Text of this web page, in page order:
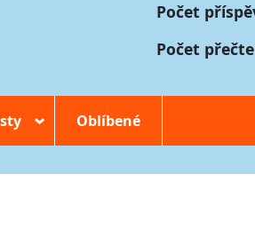
Počet
Počet
› Oblíbené